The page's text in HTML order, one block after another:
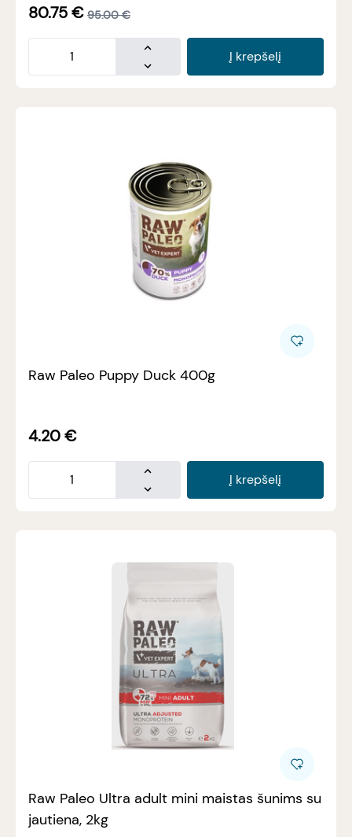
80.75€ 95.00 €
Į krepšelį
Raw Paleo Puppy Duck 400g
4.20€
Į krepšelį
Raw Paleo Ultra adult mini maistas šunims su
jautiena, 2kg